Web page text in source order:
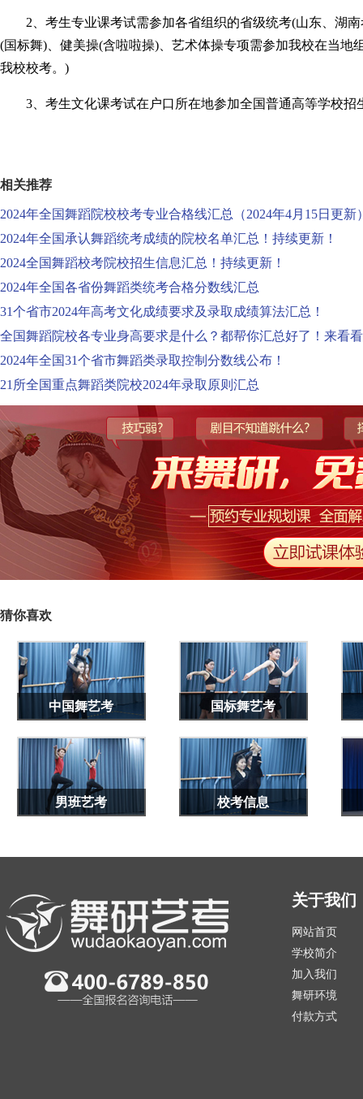
2、考生专业课考试需参加各省组织的省级统考(山东、湖南
(国标舞)、健美操(含啦啦操)、艺术体操专项需参加我校在当
我校校考。)
3、考生文化课考试在户口所在地参加全国普通高等学校招
相关推荐
2024年全国舞蹈院校校考专业合格线汇总（2024年4月15日更新
2024年全国承认舞蹈统考成绩的院校名单汇总！持续更新！
2024全国舞蹈校考院校招生信息汇总！持续更新！
2024年全国各省份舞蹈类统考合格分数线汇总
31个省市2024年高考文化成绩要求及录取成绩算法汇总！
全国舞蹈院校各专业身高要求是什么？都帮你汇总好了！来看
2024年全国31个省市舞蹈类录取控制分数线公布！
21所全国重点舞蹈类院校2024年录取原则汇总
猜你喜欢
中国舞艺考 国标舞艺考
男班艺考 校考信息
关于我们
网站首页
学校简介
加入我们
舞研环境
付款方式